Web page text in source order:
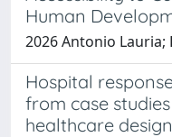
Human
2026 Antonio Lauria;
Hospital
from case
healthcare